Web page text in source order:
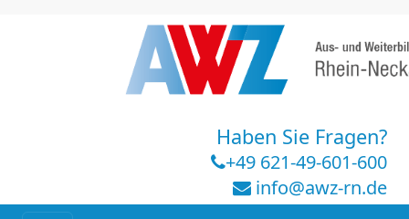
Haben Sie Fragen?
+49 621-49-601-600
info@awz-rn.de